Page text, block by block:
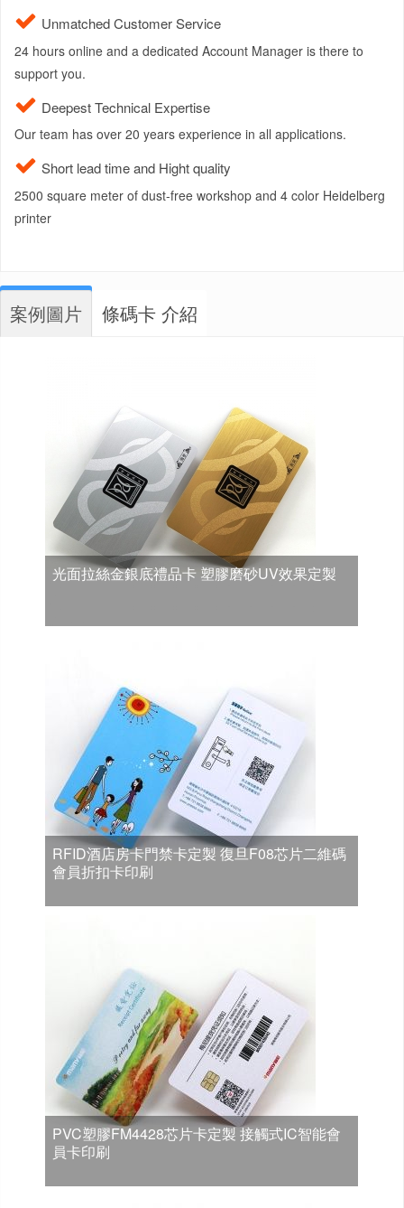
Unmatched Customer Service
24 hours online and a dedicated Account Manager is there to
support you.
Deepest Technical Expertise
Our team has over 20 years experience in all applications.
Short lead time and Hight quality
2500 square meter of dust-free workshop and 4 color Heidelberg
printer
案例圖片 條碼卡 介紹
光面拉絲金銀底禮品卡 塑膠磨砂UV效果定製
RFID酒店房卡門禁卡定製 復旦F08芯片二維碼
會員折扣卡印刷
PVC塑膠FM4428芯片卡定製 接觸式IC智能會
員卡印刷